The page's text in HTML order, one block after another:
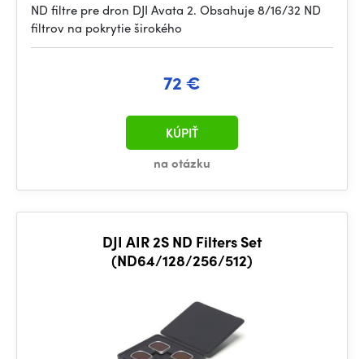
ND filtre pre dron DJI Avata 2. Obsahuje 8/16/32 ND
filtrov na pokrytie širokého
72 €
na otázku
KÚPIŤ
DJI AIR 2S ND Filters Set
(ND64/128/256/512)